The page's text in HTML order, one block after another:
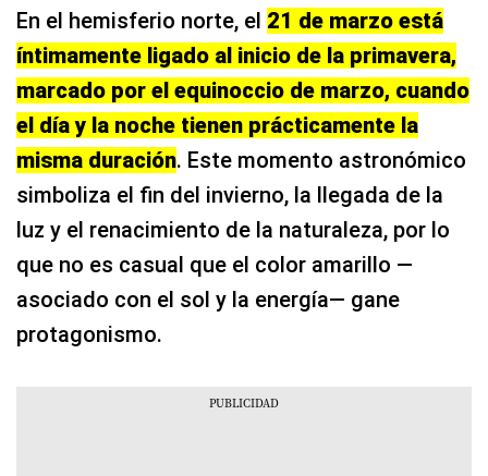
En el hemisferio norte, el 21 de marzo está
íntimamente ligado al inicio de la primavera,
marcado por el equinoccio de marzo, cuando
el día y la noche tienen prácticamente la
misma duración. Este momento astronómico
simboliza el fin del invierno, la llegada de la
luz y el renacimiento de la naturaleza, por lo
que no es casual que el color amarillo —
asociado con el sol y la energía— gane
protagonismo.